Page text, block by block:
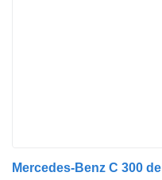
Mercedes-Benz C 300 de